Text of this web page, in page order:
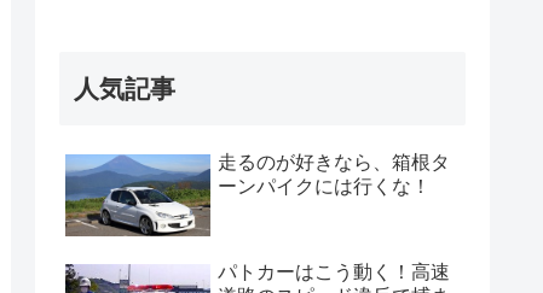
人気記事
走るのが好きなら、箱根タ
ーンパイクには行くな！
パトカーはこう動く！高速